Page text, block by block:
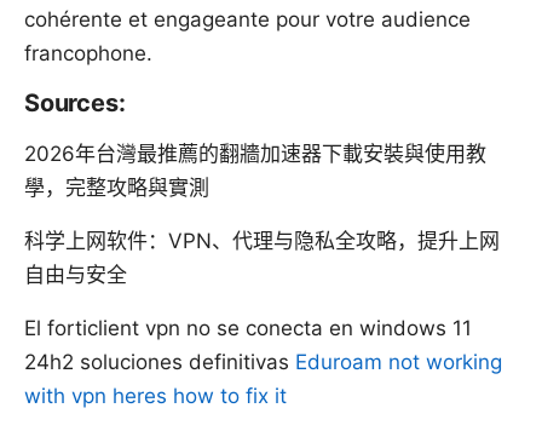
cohérente et engageante pour votre audience
francophone.
Sources:
2026年台灣最推薦的翻牆加速器下載安裝與使用教
學，完整攻略與實測
科学上网软件：VPN、代理与隐私全攻略，提升上网
自由与安全
El forticlient vpn no se conecta en windows 11
24h2 soluciones definitivas Eduroam not working
with vpn heres how to fix it